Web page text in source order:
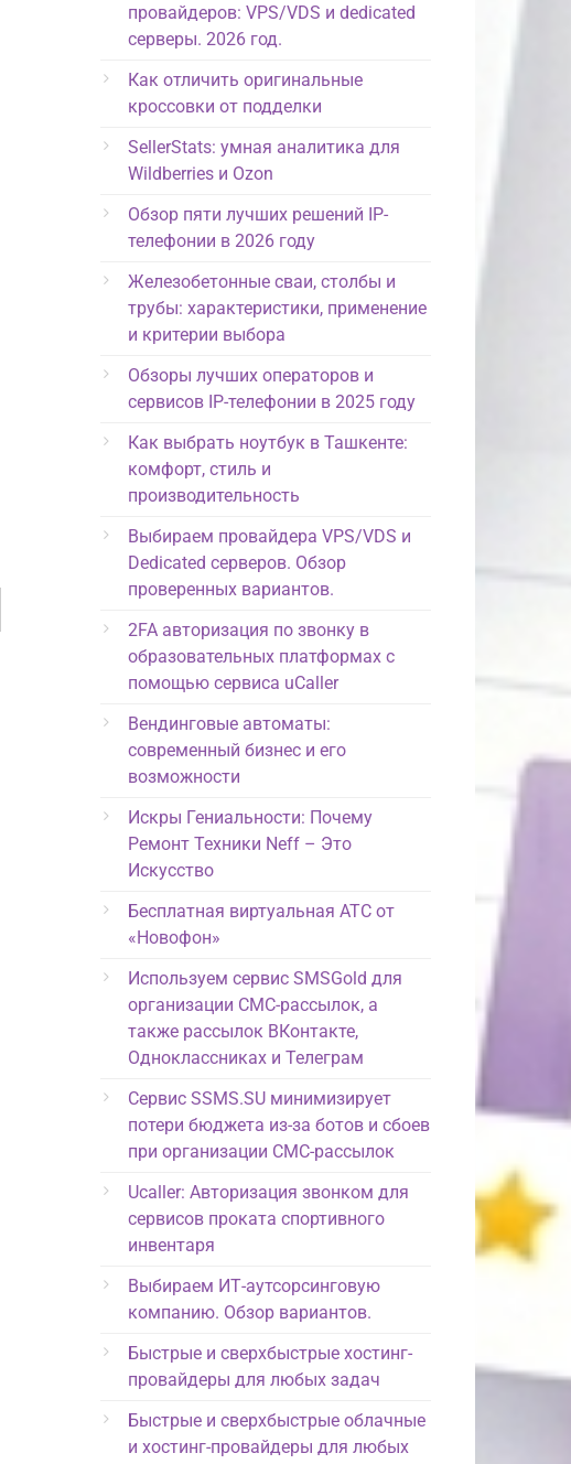
провайдеров: VPS/VDS и dedicated
серверы. 2026 год.
Как отличить оригинальные
кроссовки от подделки
SellerStats: умная аналитика для
Wildberries и Ozon
Обзор пяти лучших решений IP-
телефонии в 2026 году
Железобетонные сваи, столбы и
трубы: характеристики, применение
и критерии выбора
Обзоры лучших операторов и
сервисов IP-телефонии в 2025 году
Как выбрать ноутбук в Ташкенте:
комфорт, стиль и
производительность
Выбираем провайдера VPS/VDS и
Dedicated серверов. Обзор
проверенных вариантов.
2FA авторизация по звонку в
образовательных платформах с
помощью сервиса uCaller
Вендинговые автоматы:
современный бизнес и его
возможности
Искры Гениальности: Почему
Ремонт Техники Neff – Это
Искусство
Бесплатная виртуальная АТС от
«Новофон»
Используем сервис SMSGold для
организации СМС-рассылок, а
также рассылок ВКонтакте,
Одноклассниках и Телеграм
Сервис SSMS.SU минимизирует
потери бюджета из-за ботов и сбоев
при организации СМС-рассылок
Ucaller: Авторизация звонком для
сервисов проката спортивного
инвентаря
Выбираем ИТ-аутсорсинговую
компанию. Обзор вариантов.
Быстрые и сверхбыстрые хостинг-
провайдеры для любых задач
Быстрые и сверхбыстрые облачные
и хостинг-провайдеры для любых